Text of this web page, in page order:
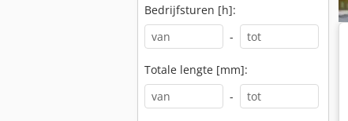
Bedrijfsturen [h]:
-
Totale lengte [mm]:
-